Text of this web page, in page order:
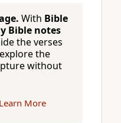
With Bible
Bible notes
the verses
the
without
Learn More